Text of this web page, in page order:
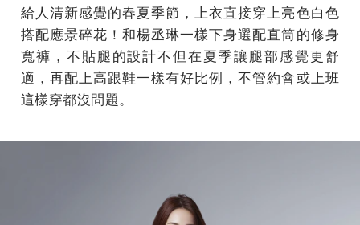
給人清新感覺的春夏季節，上衣直接穿上亮色白色
搭配應景碎花！和楊丞琳一樣下身選配直筒的修身
寬褲，不貼腿的設計不但在夏季讓腿部感覺更舒
適，再配上高跟鞋一樣有好比例，不管約會或上班
這樣穿都沒問題。